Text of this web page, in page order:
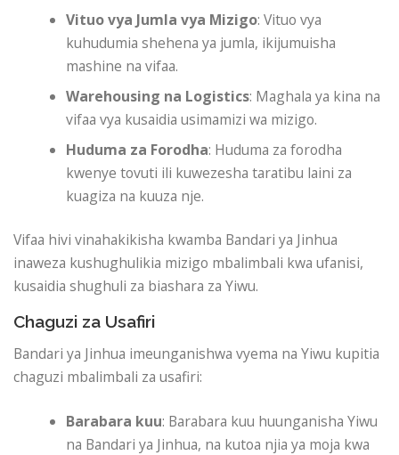
Vituo vya Jumla vya Mizigo: Vituo vya
kuhudumia shehena ya jumla, ikijumuisha
mashine na vifaa.
Warehousing na Logistics: Maghala ya kina na
vifaa vya kusaidia usimamizi wa mizigo.
Huduma za Forodha: Huduma za forodha
kwenye tovuti ili kuwezesha taratibu laini za
kuagiza na kuuza nje.
Vifaa hivi vinahakikisha kwamba Bandari ya Jinhua
inaweza kushughulikia mizigo mbalimbali kwa ufanisi,
kusaidia shughuli za biashara za Yiwu.
Chaguzi za Usafiri
Bandari ya Jinhua imeunganishwa vyema na Yiwu kupitia
chaguzi mbalimbali za usafiri:
Barabara kuu: Barabara kuu huunganisha Yiwu
na Bandari ya Jinhua, na kutoa njia ya moja kwa